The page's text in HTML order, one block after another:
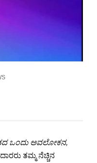
ಒಂದು ಅವಲೋಕನ,
ತಮ್ಮ ನೆಚ್ಚಿನ